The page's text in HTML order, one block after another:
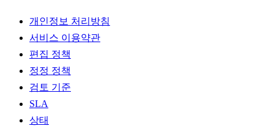
개인정보 처리방침
서비스 이용약관
편집 정책
정정 정책
검토 기준
SLA
상태